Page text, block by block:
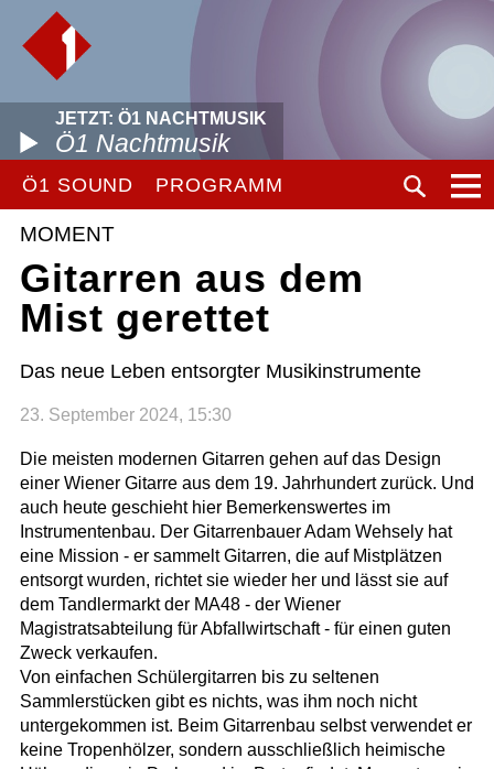
JETZT: Ö1 NACHTMUSIK
Ö1 Nachtmusik
Ö1 SOUND PROGRAMM
MOMENT
Gitarren aus dem
Mist gerettet
Das neue Leben entsorgter Musikinstrumente
23. September 2024, 15:30
Die meisten modernen Gitarren gehen auf das Design
einer Wiener Gitarre aus dem 19. Jahrhundert zurück. Und
auch heute geschieht hier Bemerkenswertes im
Instrumentenbau. Der Gitarrenbauer Adam Wehsely hat
eine Mission - er sammelt Gitarren, die auf Mistplätzen
entsorgt wurden, richtet sie wieder her und lässt sie auf
dem Tandlermarkt der MA48 - der Wiener
Magistratsabteilung für Abfallwirtschaft - für einen guten
Zweck verkaufen.
Von einfachen Schülergitarren bis zu seltenen
Sammlerstücken gibt es nichts, was ihm noch nicht
untergekommen ist. Beim Gitarrenbau selbst verwendet er
keine Tropenhölzer, sondern ausschließlich heimische